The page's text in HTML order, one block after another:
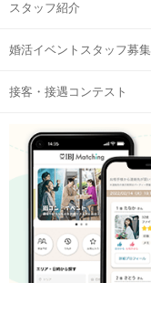
スタッフ紹介
婚活イベントスタッフ募集
接客・接遇コンテスト